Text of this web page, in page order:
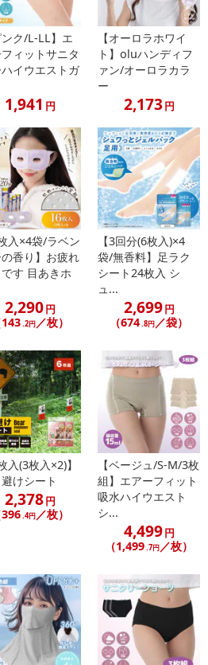
ター油、EDTA一2Na、PEG一60水添
クエン酸、クエン酸Na、レモン果皮
、エエンピツビャクシン油、ローズ
ノール、水添シチン、1,2-ヘキサンジ
カプリリルグリコール、アスコルビル
ル、アスコルビルメチルカルボぺンタ
出して広げます
へと位置を合わせてから顔全体にフィ
ートマスクをはがします。
じませてください。
について】
間は、配送日数などにより異なります
受けできません。
確認いただき、お届けする商品セット
お申し込みください。
ーアル（成分など含む）等により、
ーコードなど、お届け商品と多少異な
原産国・原材料の表記が旧表記の場
上でお申込みください。なお、本理由
・返品交換は対応いたしかねます。
ンク/L-LL】エ
ィットサニタ
ハイウエストガ
1,941 円
【オーロラホワイ
ト】oluハンディフ
ァン/オーロラカラ
ー
2,173円
枚入×4袋/ラベン
香り】お疲れ
す 目あきホ
2,290円
143.2円／枚）
【3回分(6枚入)×4
袋/無香料】足ラク
シート24枚入 シ
ュ...
2,699円
（674.8円／袋）
入(3枚入×2)】
けシート
2,378円
396.4円／枚）
【ベージュ/S-M/3枚
組】エアーフィット
吸水ハイウエスト
シ...
4,499円
（1,499.7円／枚）